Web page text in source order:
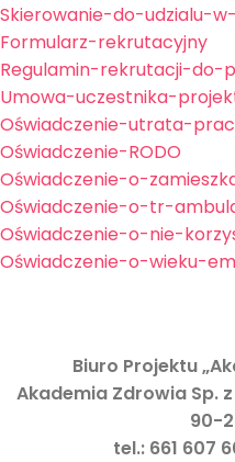
Skierowanie-do-udzialu-
Formularz-rekrutacyjny
Regulamin-rekrutacji-do-
Umowa-uczestnika-
Oświadczenie-utrata-
Oświadczenie-RODO
Oświadczenie-o-
Oświadczenie-o-tr-
Oświadczenie-o-nie-
Oświadczenie-o-wieku-
Biuro Projektu
Akademia Zdrowia Sp. z
90-
tel.: 661 607